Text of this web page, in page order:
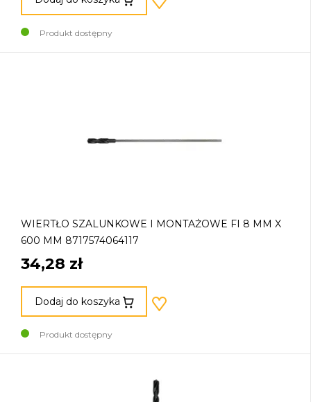
Produkt dostępny
WIERTŁO SZALUNKOWE I MONTAŻOWE FI 8 MM X
600 MM 8717574064117
34,28 zł
Dodaj do koszyka
Produkt dostępny